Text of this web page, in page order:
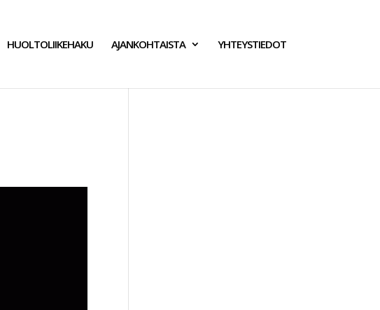
HUOLTOLIIKEHAKU AJANKOHTAISTA YHTEYSTIEDOT